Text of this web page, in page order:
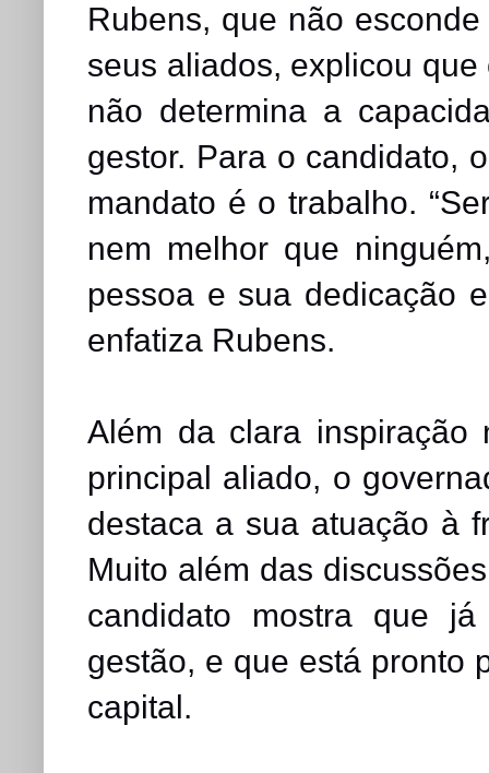
Rubens, que não
seus aliados, explicou
não determina a
gestor. Para o candidato,
mandato é o trabalho.
nem melhor que
pessoa e sua dedicação
enfatiza Rubens.
Além da clara
principal aliado, o
destaca a sua atuação à
Muito além das
candidato mostra que
gestão, e que está pronto
capital.